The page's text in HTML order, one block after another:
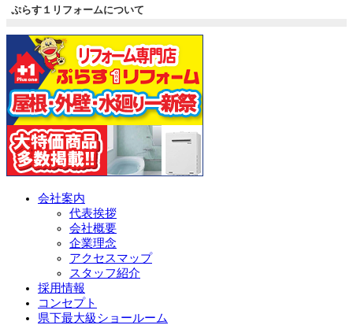
ぷらす１リフォームについて
会社案内
代表挨拶
会社概要
企業理念
アクセスマップ
スタッフ紹介
採用情報
コンセプト
県下最大級ショールーム